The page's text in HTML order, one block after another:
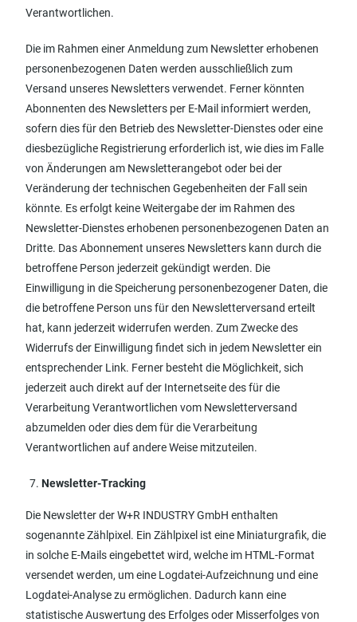
Verantwortlichen.
Die im Rahmen einer Anmeldung zum Newsletter erhobenen
personenbezogenen Daten werden ausschließlich zum
Versand unseres Newsletters verwendet. Ferner könnten
Abonnenten des Newsletters per E-Mail informiert werden,
sofern dies für den Betrieb des Newsletter-Dienstes oder eine
diesbezügliche Registrierung erforderlich ist, wie dies im Falle
von Änderungen am Newsletterangebot oder bei der
Veränderung der technischen Gegebenheiten der Fall sein
könnte. Es erfolgt keine Weitergabe der im Rahmen des
Newsletter-Dienstes erhobenen personenbezogenen Daten an
Dritte. Das Abonnement unseres Newsletters kann durch die
betroffene Person jederzeit gekündigt werden. Die
Einwilligung in die Speicherung personenbezogener Daten, die
die betroffene Person uns für den Newsletterversand erteilt
hat, kann jederzeit widerrufen werden. Zum Zwecke des
Widerrufs der Einwilligung findet sich in jedem Newsletter ein
entsprechender Link. Ferner besteht die Möglichkeit, sich
jederzeit auch direkt auf der Internetseite des für die
Verarbeitung Verantwortlichen vom Newsletterversand
abzumelden oder dies dem für die Verarbeitung
Verantwortlichen auf andere Weise mitzuteilen.
Newsletter-Tracking
Die Newsletter der W+R INDUSTRY GmbH enthalten
sogenannte Zählpixel. Ein Zählpixel ist eine Miniaturgrafik, die
in solche E-Mails eingebettet wird, welche im HTML-Format
versendet werden, um eine Logdatei-Aufzeichnung und eine
Logdatei-Analyse zu ermöglichen. Dadurch kann eine
statistische Auswertung des Erfolges oder Misserfolges von